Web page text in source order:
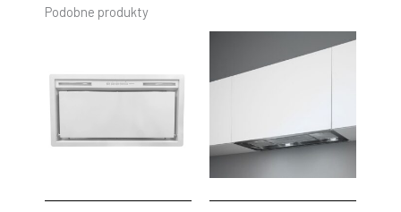
Podobne produkty